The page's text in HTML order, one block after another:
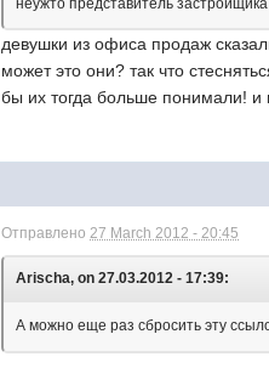
неужто представитель
девушки из офиса продаж
может это они? так что
бы их тогда больше понимали! и
Отправлено27 March 2012 - 20:45
Arischa, on 27.03.2012 - 17:39:
А можно еще раз сбросить эту